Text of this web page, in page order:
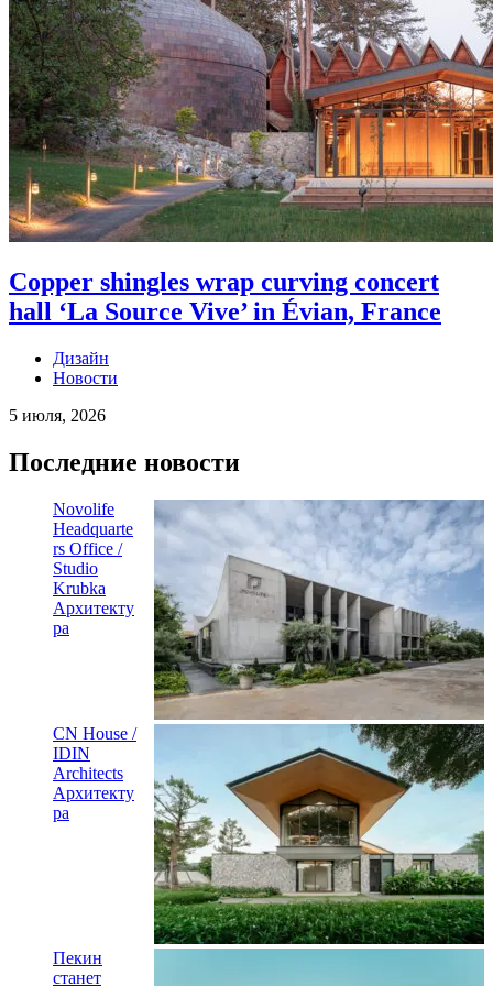
Copper shingles wrap curving concert
hall ‘La Source Vive’ in Évian, France
Дизайн
Новости
5 июля, 2026
Последние новости
Novolife
Headquarte
rs Office /
Studio
Krubka
Архитекту
ра
CN House /
IDIN
Architects
Архитекту
ра
Пекин
станет